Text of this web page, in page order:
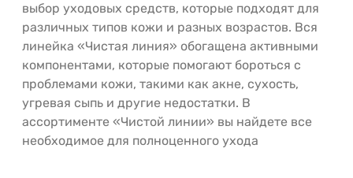
выбор уходовых средств, которые подходят для
различных типов кожи и разных возрастов. Вся
линейка «Чистая линия» обогащена активными
компонентами, которые помогают бороться с
проблемами кожи, такими как акне, сухость,
угревая сыпь и другие недостатки. В
ассортименте «Чистой линии» вы найдете все
необходимое для полноценного ухода